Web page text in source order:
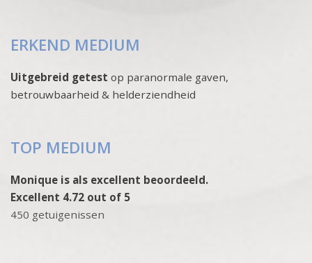
ERKEND MEDIUM
Uitgebreid getest op paranormale gaven,
betrouwbaarheid & helderziendheid
TOP MEDIUM
Monique is als excellent beoordeeld.
Excellent 4.72 out of 5
450 getuigenissen